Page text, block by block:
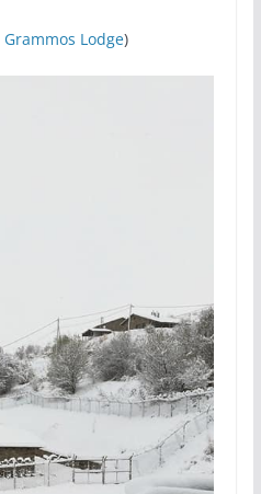
Grammos Lodge)